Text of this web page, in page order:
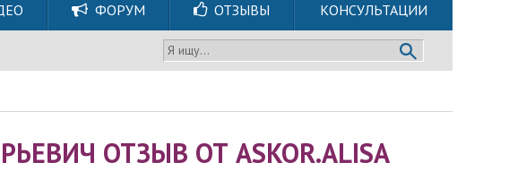
ФОРУМ ОТЗЫВЫ КОНСУЛЬТАЦИИ
Я ищу...
ОТЗЫВ ОТ ASKOR.ALISA